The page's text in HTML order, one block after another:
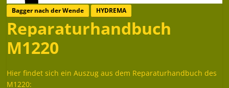
Bagger nach der Wende HYDREMA
Reparaturhandbuch
M1220
Hier findet sich ein Auszug aus dem Reparaturhandbuch des
M1220: